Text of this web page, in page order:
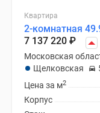
Квартира
2-комнатная
7 137 220 ₽
Московская
Щелковская
Цена за м2
Корпус